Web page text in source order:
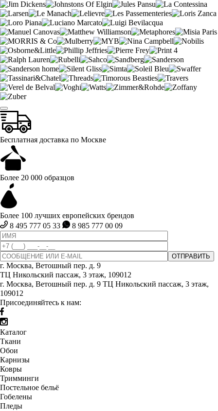
Бесплатная доставка по Москве
Более 20 000 образцов
Более 100 лучших европейских брендов
8 495 777 05 33
8 985 777 00 09
г. Москва, Ветошный пер. д. 9
ТЦ Никольский пассаж, 3 этаж, 109012
г. Москва, Ветошный пер. д. 9 ТЦ Никольский пассаж, 3 этаж,
109012
Присоединяйтесь к нам:
Каталог
Ткани
Обои
Карнизы
Ковры
Тримминги
Постельное бельё
Гобелены
Пледы